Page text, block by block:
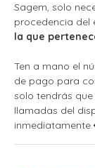
Sagem, solo
procedencia del
la que
Ten a mano el
de pago para
solo tendrás
llamadas del